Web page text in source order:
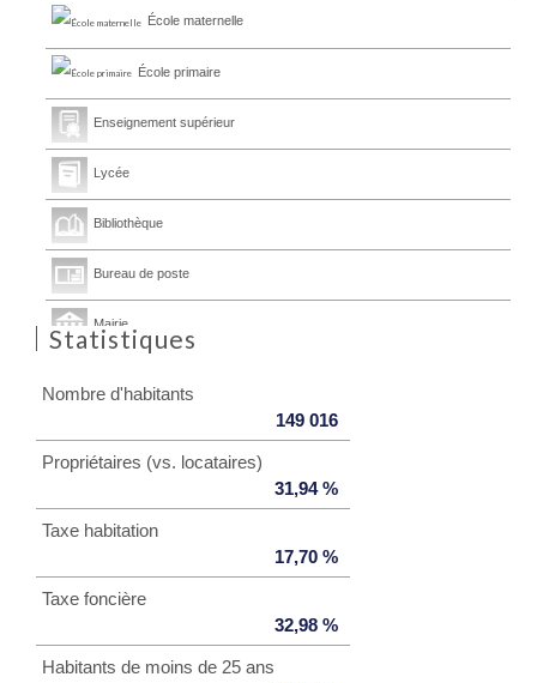
École maternelle
École primaire
Enseignement supérieur
Lycée
Bibliothèque
Bureau de poste
Mairie
Statistiques
Nombre d'habitants
149 016
Propriétaires (vs. locataires)
31,94 %
Taxe habitation
17,70 %
Taxe foncière
32,98 %
Habitants de moins de 25 ans